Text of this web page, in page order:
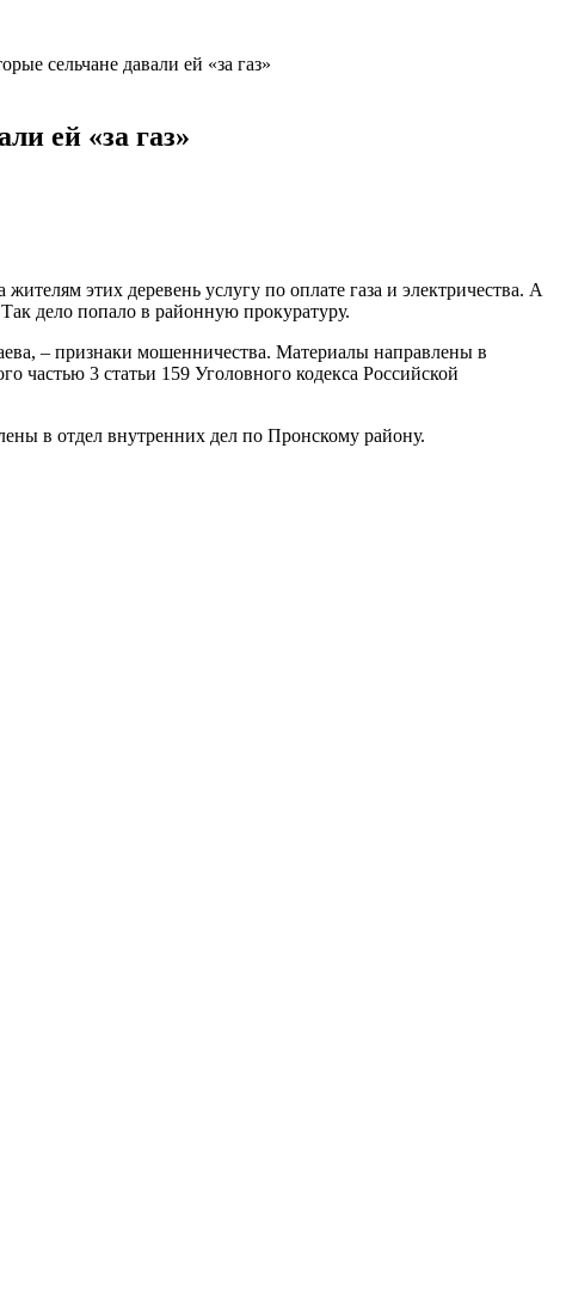
сельчане давали ей «за газ»
ей «за газ»
этих деревень услугу по оплате газа и электричества. А
дело попало в районную прокуратуру.
– признаки мошенничества. Материалы направлены в
частью 3 статьи 159 Уголовного кодекса Российской
в отдел внутренних дел по Пронскому району.